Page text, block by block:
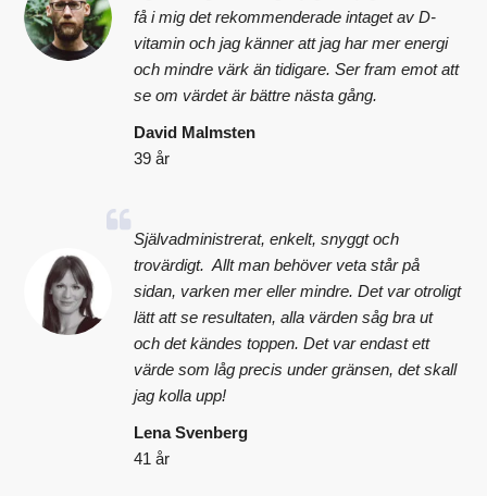
få i mig det rekommenderade intaget av D-
vitamin och jag känner att jag har mer energi
och mindre värk än tidigare. Ser fram emot att
se om värdet är bättre nästa gång.
David Malmsten
39 år
Självadministrerat, enkelt, snyggt och
trovärdigt. Allt man behöver veta står på
sidan, varken mer eller mindre. Det var otroligt
lätt att se resultaten, alla värden såg bra ut
och det kändes toppen. Det var endast ett
värde som låg precis under gränsen, det skall
jag kolla upp!
Lena Svenberg
41 år